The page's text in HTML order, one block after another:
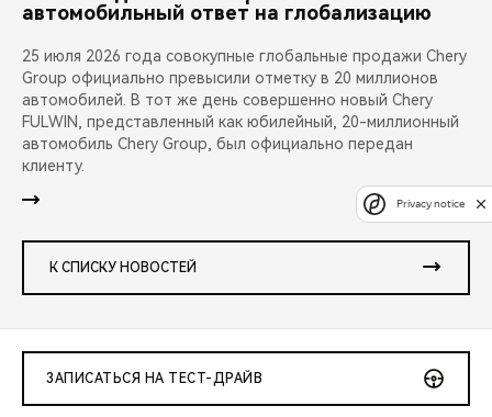
автомобильный ответ на глобализацию
25 июля 2026 года совокупные глобальные продажи Chery
Group официально превысили отметку в 20 миллионов
автомобилей. В тот же день совершенно новый Chery
FULWIN, представленный как юбилейный, 20-миллионный
автомобиль Chery Group, был официально передан
клиенту.
К СПИСКУ НОВОСТЕЙ
ЗАПИСАТЬСЯ НА ТЕСТ-ДРАЙВ
Privacy notice